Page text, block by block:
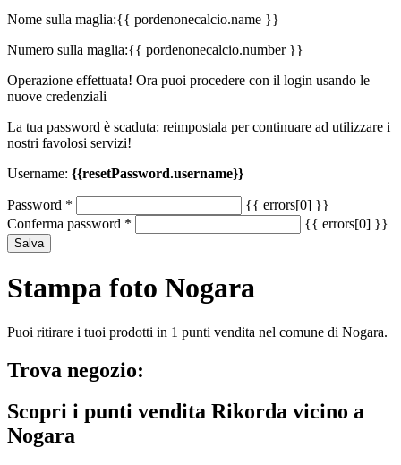
Nome sulla maglia:{{ pordenonecalcio.name }}
Numero sulla maglia:{{ pordenonecalcio.number }}
Operazione effettuata! Ora puoi procedere con il login usando le
nuove credenziali
La tua password è scaduta: reimpostala per continuare ad utilizzare i
nostri favolosi servizi!
Username: {{resetPassword.username}}
Password *
{{ errors[0] }}
Conferma password * {{ errors[0] }}
Salva
Stampa foto Nogara
Puoi ritirare i tuoi prodotti in 1 punti vendita nel comune di Nogara.
Trova negozio:
Scopri i punti vendita Rikorda vicino a
Nogara